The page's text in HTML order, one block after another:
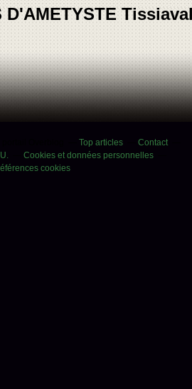
Top articles
Contact
Cookies et données personnelles
cookies